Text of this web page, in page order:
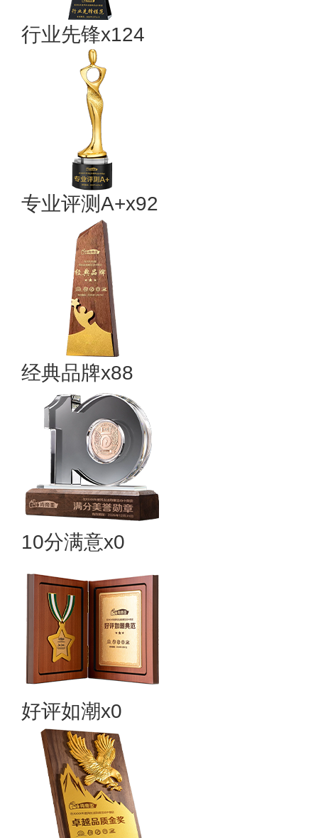
行业先锋x124
专业评测A+x92
经典品牌x88
10分满意x0
好评如潮x0